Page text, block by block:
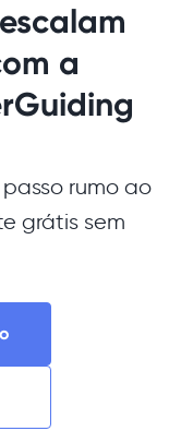
a
rumo ao
grátis sem